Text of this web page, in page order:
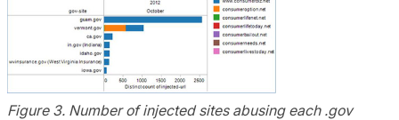
Figure 3. Number of injected sites abusing each .gov